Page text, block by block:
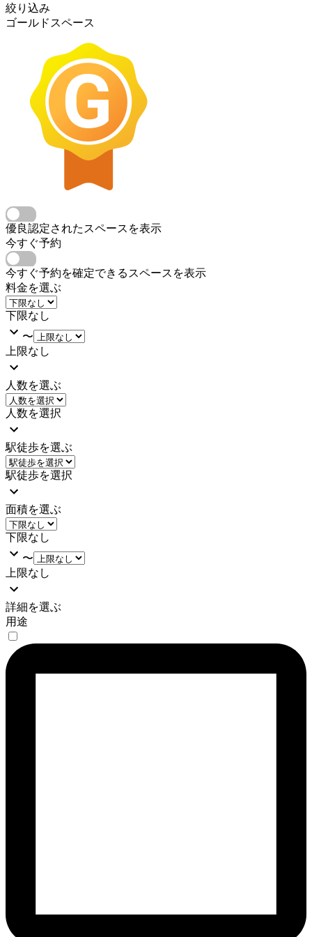
絞り込み
ゴールドスペース
優良認定されたスペースを表示
今すぐ予約
今すぐ予約を確定できるスペースを表示
料金を選ぶ
下限なし
〜
上限なし
人数を選ぶ
人数を選択
駅徒歩を選ぶ
駅徒歩を選択
面積を選ぶ
下限なし
〜
上限なし
詳細を選ぶ
用途